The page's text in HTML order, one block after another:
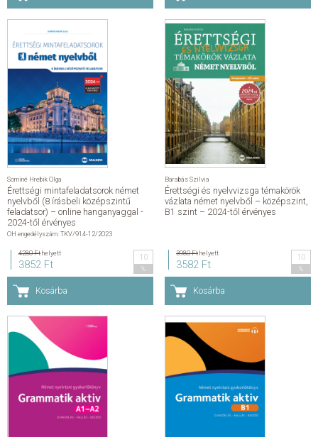
Sominé Hrebik Olga
Érettségi mintafeladatsorok német
nyelvből (8 írásbeli középszintű
feladatsor) – online hanganyaggal -
2024-től érvényes
OH engedélyszám: TKV/914-12/2023
4280 Fthelyett
3852 Ft
10
Kosárba
Barabás Szilvia
Érettségi és nyelvvizsga témakörök
vázlata német nyelvből – középszint,
B1 szint – 2024-től érvényes
3980 Fthelyett
3582 Ft
10
Kosárba